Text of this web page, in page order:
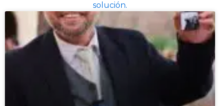
solución.